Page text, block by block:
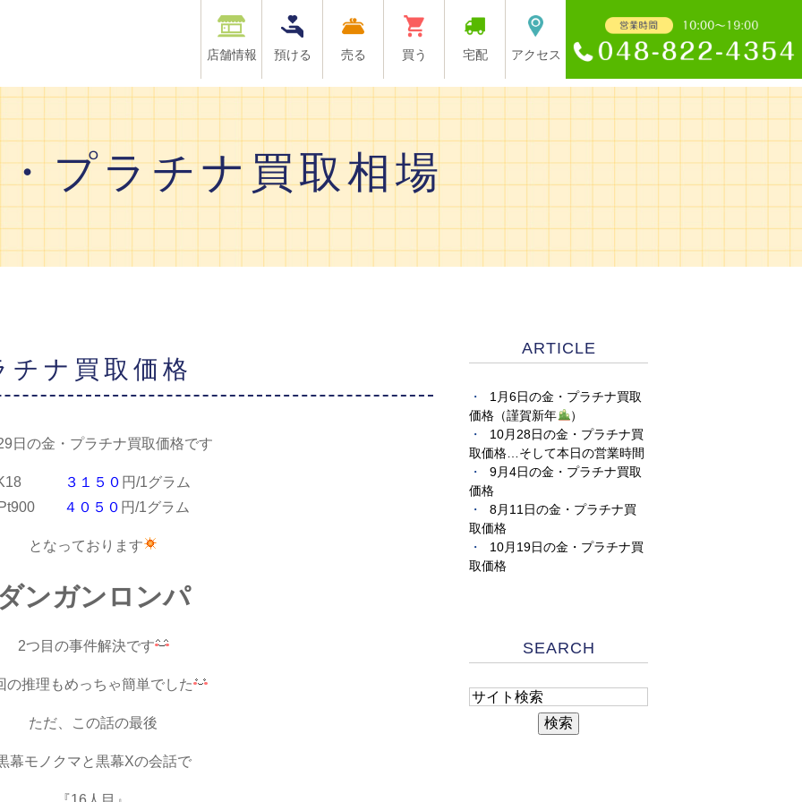
店舗情報 預ける 売る 買う 宅配 アクセス
プラチナ買取相場
チナ買取価格
日の金・プラチナ買取価格です
３１５０ 円/1グラム
４０５０ 円/1グラム
となっております
ンガンロンパ
2つ目の事件解決です
の推理もめっちゃ簡単でした
ただ、この話の最後
幕モノクマと黒幕Xの会話で
ARTICLE
1月6日の金・プラチナ買取
価格（謹賀新年
）
10月28日の金・プラチナ買
取価格…そして本日の営業時間
9月4日の金・プラチナ買取
価格
8月11日の金・プラチナ買
取価格
10月19日の金・プラチナ買
取価格
SEARCH